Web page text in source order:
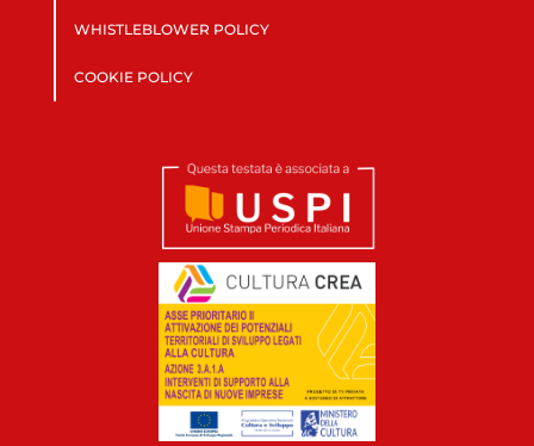
WHISTLEBLOWER POLICY
COOKIE POLICY